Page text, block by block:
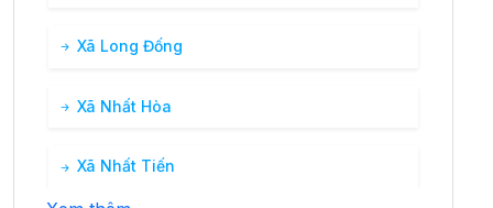
Xã Long Đống
Xã Nhất Hòa
Xã Nhất Tiến